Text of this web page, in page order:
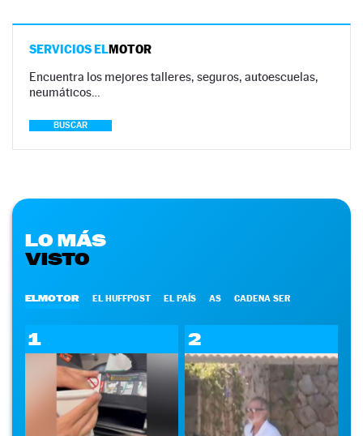
SERVICIOS ELMOTOR
Encuentra los mejores talleres, seguros, autoescuelas,
neumáticos…
BUSCAR
LO MÁS
VISTO
ELMOTOR EL HUFFPOST EL PAÍS AS CADENA SER
1 2